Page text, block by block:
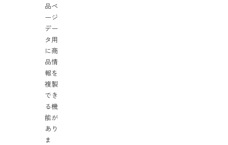
品ペ
ージ
デー
タ用
に商
品情
報を
複製
でき
る機
能が
あり
ま